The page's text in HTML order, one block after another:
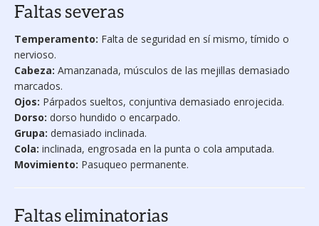
Faltas severas
Temperamento: Falta de seguridad en sí mismo, tímido o
nervioso.
Cabeza: Amanzanada, músculos de las mejillas demasiado
marcados.
Ojos: Párpados sueltos, conjuntiva demasiado enrojecida.
Dorso: dorso hundido o encarpado.
Grupa: demasiado inclinada.
Cola: inclinada, engrosada en la punta o cola amputada.
Movimiento: Pasuqueo permanente.
Faltas eliminatorias